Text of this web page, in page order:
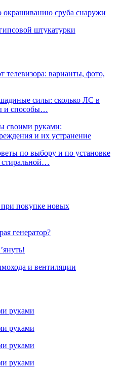
окрашиванию сруба снаружи
штукатурки
телевизора: варианты, фото,
силы: сколько ЛС в
и способы…
своими руками:
и их устранение
по выбору и по установке
при покупке новых
генератор?
и вентиляции
руками
руками
руками
руками